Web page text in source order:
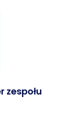
zespołu